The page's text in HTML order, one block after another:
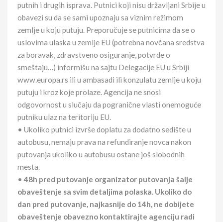
putnih i drugih isprava. Putnici koji nisu državljani Srbije u
obavezi su da se sami upoznaju sa viznim režimom
zemlje u koju putuju. Preporučuje se putnicima da se o
uslovima ulaska u zemlje EU (potrebna novčana sredstva
za boravak, zdravstveno osiguranje, potvrde o
smeštaju…) informišu na sajtu Delegacije EU u Srbiji
www.europa.rs ili u ambasadi ili konzulatu zemlje u koju
putuju i kroz koje prolaze. Agencija ne snosi
odgovornost u slučaju da pogranične vlasti onemoguće
putniku ulaz na teritoriju EU.
• Ukoliko putnici izvrše doplatu za dodatno sedište u
autobusu, nemaju prava na refundiranje novca nakon
putovanja ukoliko u autobusu ostane još slobodnih
mesta.
•48h pred putovanje organizator putovanja šalje
obaveštenje sa svim detaljima polaska. Ukoliko do
dan pred putovanje, najkasnije do 14h, ne dobijete
obaveštenje obavezno kontaktirajte agenciju radi